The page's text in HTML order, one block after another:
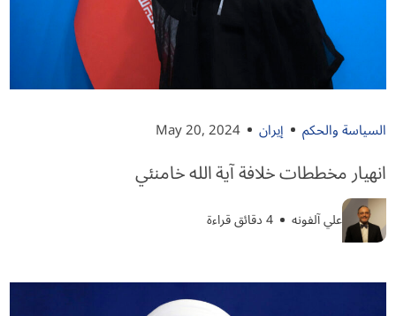
السياسة والحكم إيران May 20, 2024
انهيار مخططات خلافة آية الله خامنئي
علي آلفونه 4 دقائق قراءة